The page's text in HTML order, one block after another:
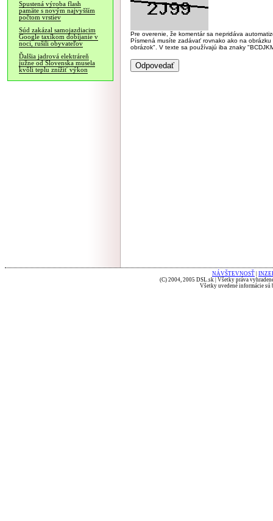
Spustená výroba flash
pamäte s novým najvyšším
počtom vrstiev
Súd zakázal samojazdiacim
Google taxíkom dobíjanie v
noci, rušili obyvateľov
Ďalšia jadrová elektráreň
južne od Slovenska musela
kvôli teplu znížiť výkon
Pre overenie, že komentár sa nepridáva
Písmená musíte zadávať rovnako ako na
obrázok". V texte sa používajú iba znaky
NÁVŠTEVNOSŤ
(C) 2004, 2005 DSL.sk | Všetky práva
Všetky uvedené informácie sú